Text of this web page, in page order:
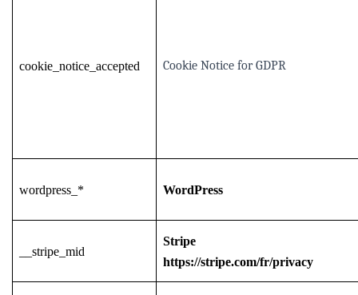
cookie_notice_accepted Cookie Notice for GDPR
wordpress_* WordPress
__stripe_mid
Stripe
https://stripe.com/fr/privacy